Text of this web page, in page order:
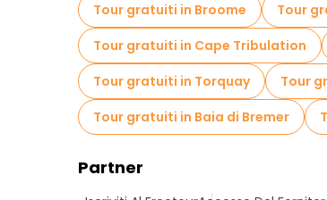
Tour gratuiti in Broome Tour
Tour gratuiti in Cape Tribulation
Tour gratuiti in Torquay
Tour
Tour gratuiti in Baia di Bremer
Partner